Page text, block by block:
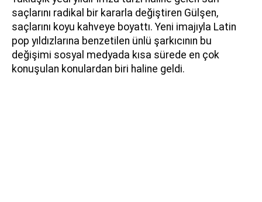
saçlarını radikal bir kararla değiştiren Gülşen,
saçlarını koyu kahveye boyattı. Yeni imajıyla Latin
pop yıldızlarına benzetilen ünlü şarkıcının bu
değişimi sosyal medyada kısa sürede en çok
konuşulan konulardan biri haline geldi.